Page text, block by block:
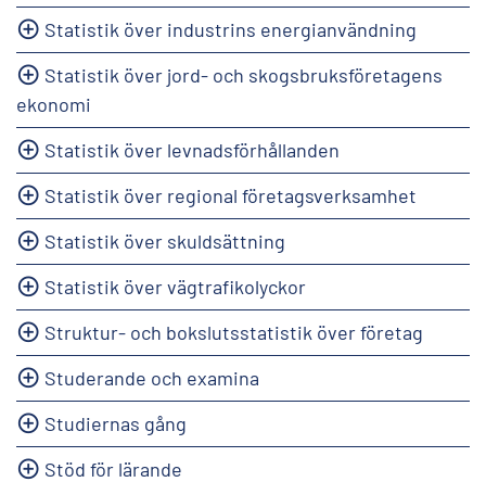
Statistik över industrins energianvändning
Statistik över jord- och skogsbruksföretagens
ekonomi
Statistik över levnadsförhållanden
Statistik över regional företagsverksamhet
Statistik över skuldsättning
Statistik över vägtrafikolyckor
Struktur- och bokslutsstatistik över företag
Studerande och examina
Studiernas gång
Stöd för lärande